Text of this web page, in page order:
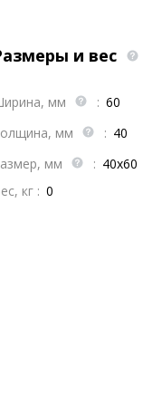
и вес
мм : 60
мм
: 40
мм
: 40х60
кг : 0